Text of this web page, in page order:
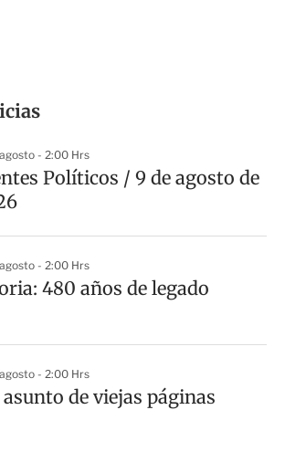
- 2:00 Hrs
Políticos / 9 de agosto de
- 2:00 Hrs
480 años de legado
- 2:00 Hrs
de viejas páginas